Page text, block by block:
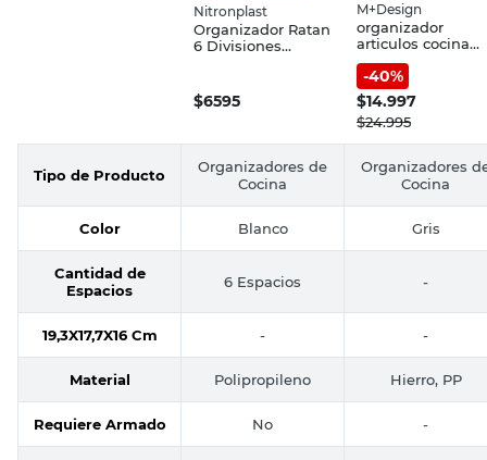
Nitronplast
Organizador Ratan
6 Divisiones
Nitronplast
$6595
M+Design
organizador
articulos cocina
ajustable
-40%
$14.997
$24.995
Tipo de Producto
Organizadores de
Cocina
Organizadores
Cocina
Color Blanco Gris
Cantidad de
Espacios
6 Espacios -
19,3X17,7X16 Cm - -
Material Polipropileno Hierro, PP
Requiere Armado No -